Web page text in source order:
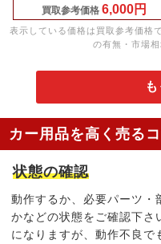
買取参考価格6,000円
表示している価格は買取参考価格
の有無・市場
カー用品を高く売る
状態の確認
動作するか、必要パーツ・
かなどの状態をご確認下さ
になりますが、動作不良で